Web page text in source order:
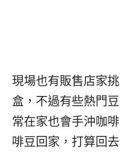
現場也有販售店家
盒，不過有些熱門
常在家也會手沖咖
啡豆回家，打算回